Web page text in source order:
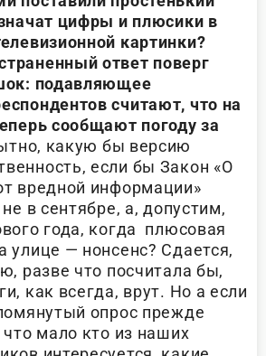
цифры и плюсики в
картинки?
ответ поверг
подавляющее
считают, что на
сообщают погоду за
какую бы версию
если бы Закон «О
вредной информации»
в сентябре, а, допустим,
года, когда плюсовая
улице — нонсенс? Сдается,
разве что посчитала бы,
как всегда, врут. Но а если
опрос прежде
что мало кто из наших